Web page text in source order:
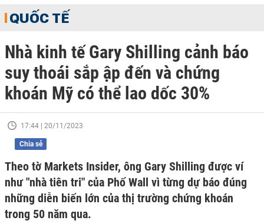
QUỐC TẾ
Nhà kinh tế Gary Shilling cảnh báo
suy thoái sắp ập đến và chứng
khoán Mỹ có thể lao dốc 30%
17:44 | 20/11/2023
Chia sẻ
Theo tờ Markets Insider, ông Gary Shilling được ví
như "nhà tiên tri" của Phố Wall vì từng dự báo đúng
những diễn biến lớn của thị trường chứng khoán
trong 50 năm qua.